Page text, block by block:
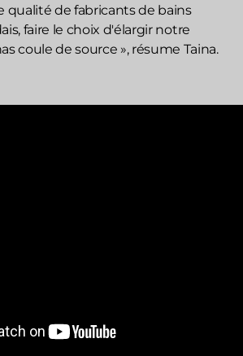
qualité de fabricants de bains
faire le choix d'élargir notre
coule de source », résume Taina.